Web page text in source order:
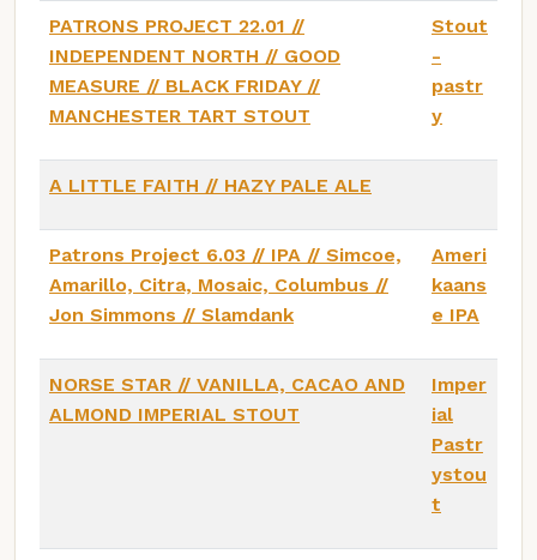
PATRONS PROJECT 22.01 //
INDEPENDENT NORTH // GOOD
MEASURE // BLACK FRIDAY //
MANCHESTER TART STOUT
Stout
-
pastr
y
A LITTLE FAITH // HAZY PALE ALE
Patrons Project 6.03 // IPA // Simcoe,
Amarillo, Citra, Mosaic, Columbus //
Jon Simmons // Slamdank
Ameri
kaans
e IPA
NORSE STAR // VANILLA, CACAO AND
ALMOND IMPERIAL STOUT
Imper
ial
Pastr
ystou
t